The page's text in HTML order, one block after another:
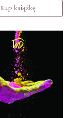
Kup książkę